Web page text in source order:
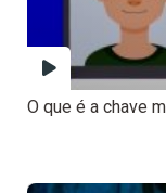
O que é a chave